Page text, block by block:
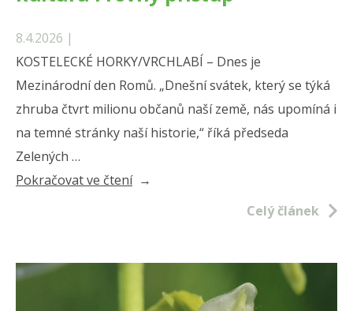
8.4.2026 |
KOSTELECKÉ HORKY/VRCHLABÍ – Dnes je
Mezinárodní den Romů. „Dnešní svátek, který se týká
zhruba čtvrt milionu občanů naší země, nás upomíná i
na temné stránky naší historie,“ říká předseda
Zelených …
Pokračovat ve čtení„Kulíšek
Každý
Celý článek